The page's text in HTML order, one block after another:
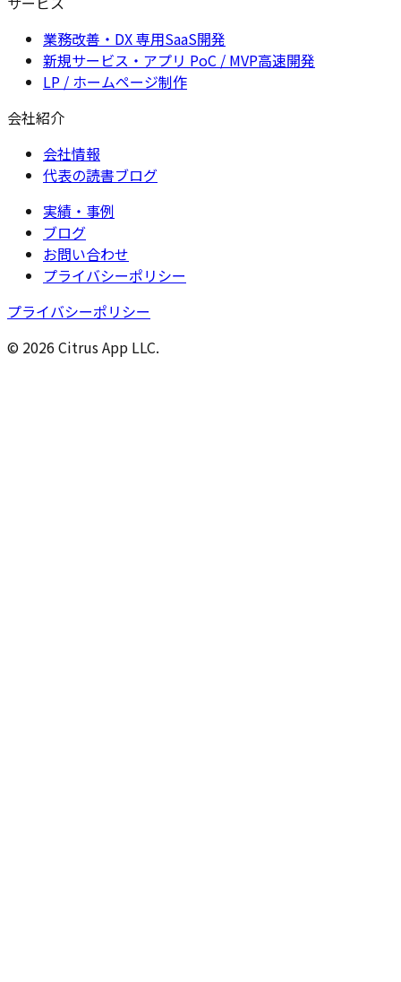
業務改善・DX 専用SaaS開発
新規サービス・アプリ PoC / MVP高速開発
LP / ホームページ制作
会社紹介
会社情報
代表の読書ブログ
実績・事例
ブログ
お問い合わせ
プライバシーポリシー
プライバシーポリシー
© 2026 Citrus App LLC.